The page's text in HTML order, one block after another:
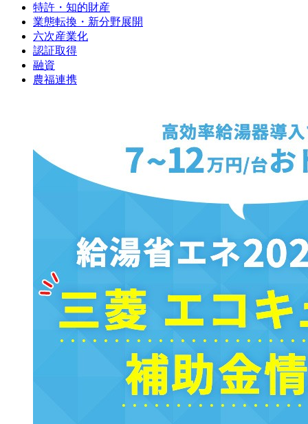
特許・知的財産
業態転換・新分野展開
六次産業化
認証取得
融資
農福連携